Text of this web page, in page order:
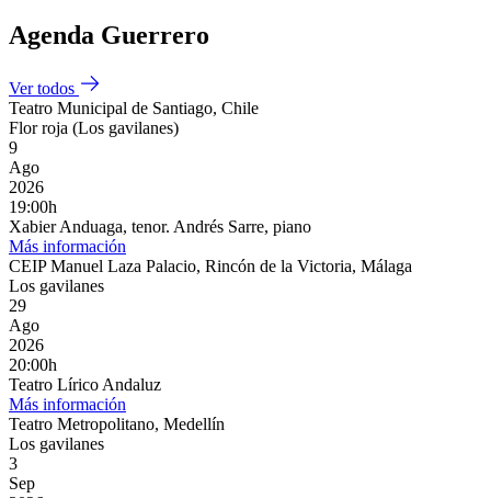
Agenda Guerrero
Ver todos
Teatro Municipal de Santiago, Chile
Flor roja (Los gavilanes)
9
Ago
2026
19:00h
Xabier Anduaga, tenor. Andrés Sarre, piano
Más información
CEIP Manuel Laza Palacio, Rincón de la Victoria, Málaga
Los gavilanes
29
Ago
2026
20:00h
Teatro Lírico Andaluz
Más información
Teatro Metropolitano, Medellín
Los gavilanes
3
Sep